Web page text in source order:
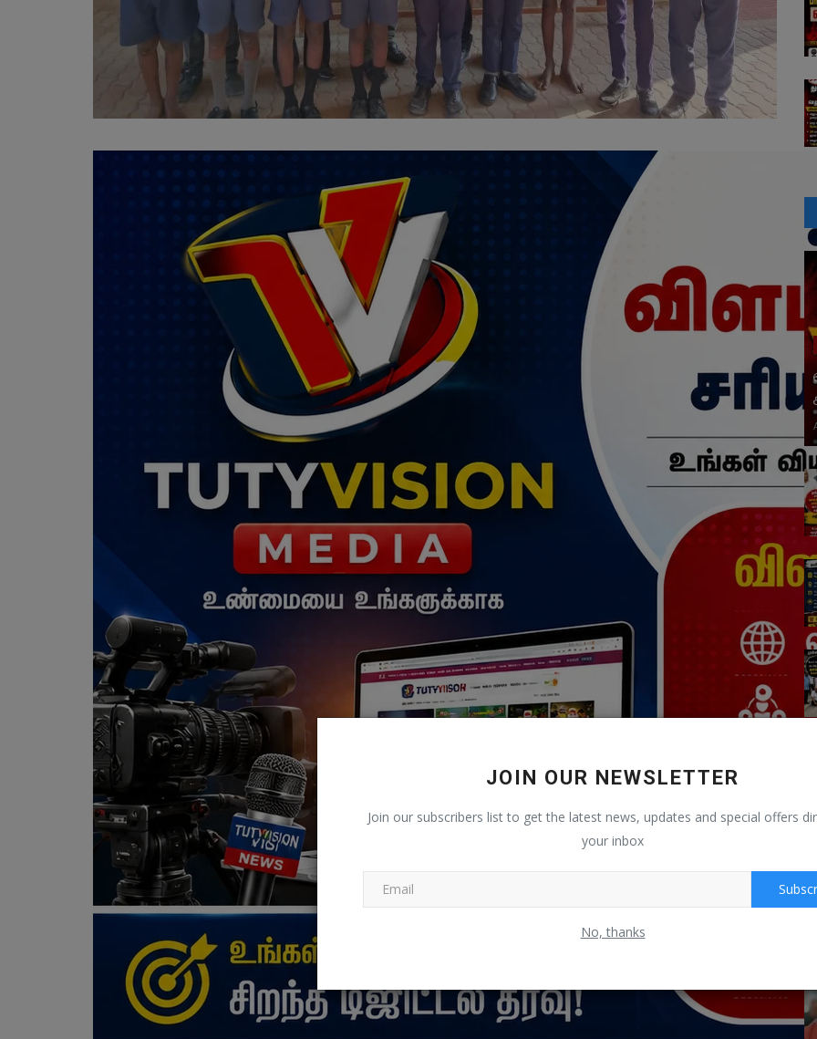
JOIN OUR NEWSLETTER
Join our subscribers list to get the latest news, updates and special offers
your inbox
No, thanks